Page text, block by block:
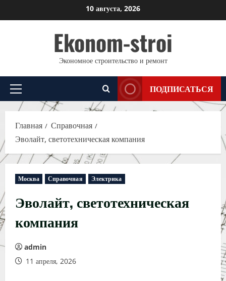
к
10 августа, 2026
Ekonom-stroi
Экономное строительство и ремонт
Основное
меню
ПОДПИСАТЬСЯ
Главная
Справочная
Эволайт, светотехническая компания
Москва Справочная Электрика
Эволайт, светотехническая
компания
admin
11 апреля, 2026